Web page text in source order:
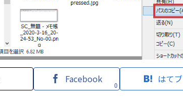
Facebook 0 はてブ